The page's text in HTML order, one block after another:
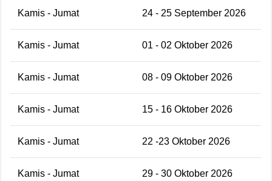
Kamis - Jumat 24 - 25 September 2026
Kamis - Jumat 01 - 02 Oktober 2026
Kamis - Jumat 08 - 09 Oktober 2026
Kamis - Jumat 15 - 16 Oktober 2026
Kamis - Jumat 22 -23 Oktober 2026
Kamis - Jumat 29 - 30 Oktober 2026